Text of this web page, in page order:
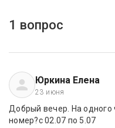
1 вопрос
Юркина Елена
23 июня
Добрый вечер. На одного
номер?с 02.07 по 5.07